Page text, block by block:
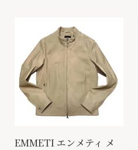
EMMETI エンメティ メ